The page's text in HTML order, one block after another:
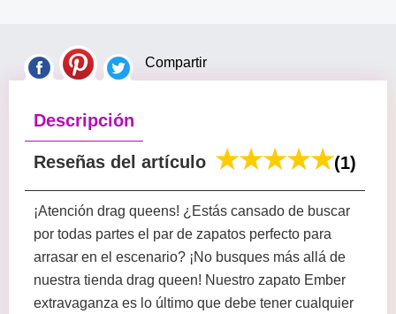
Compartir
Descripción
Reseñas del artículo (1)
¡Atención drag queens! ¿Estás cansado de buscar
por todas partes el par de zapatos perfecto para
arrasar en el escenario? ¡No busques más allá de
nuestra tienda drag queen! Nuestro zapato Ember
extravaganza es lo último que debe tener cualquier